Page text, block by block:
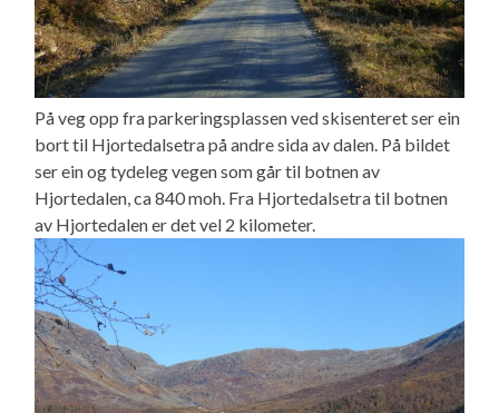
På veg opp fra parkeringsplassen ved skisenteret ser ein
bort til Hjortedalsetra på andre sida av dalen. På bildet
ser ein og tydeleg vegen som går til botnen av
Hjortedalen, ca 840 moh. Fra Hjortedalsetra til botnen
av Hjortedalen er det vel 2 kilometer.